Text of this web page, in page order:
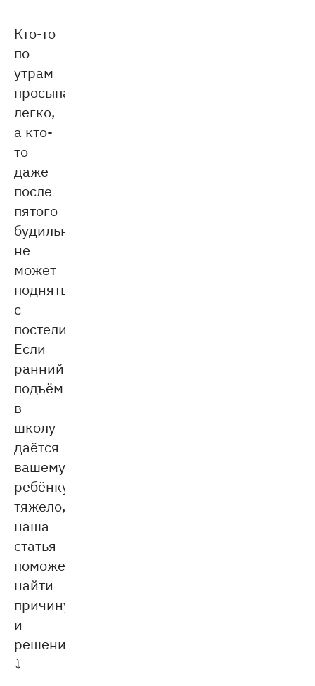
Кто-то
по
утрам
просыпается
легко,
а кто-
то
даже
после
пятого
будильника
не
может
подняться
с
постели.
Если
ранний
подъём
в
школу
даётся
вашему
ребёнку
тяжело,
наша
статья
поможет
найти
причину
и
решение
⤵